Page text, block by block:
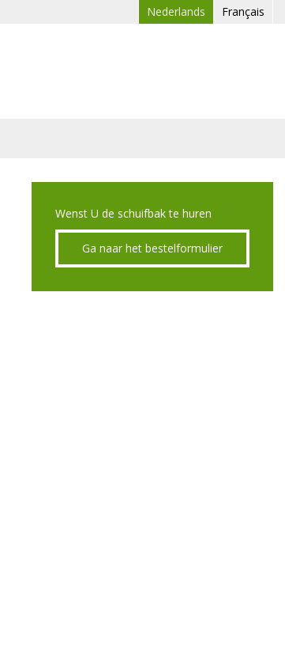
Nederlands Français
Wenst U de schuifbak te huren
Ga naar het bestelformulier